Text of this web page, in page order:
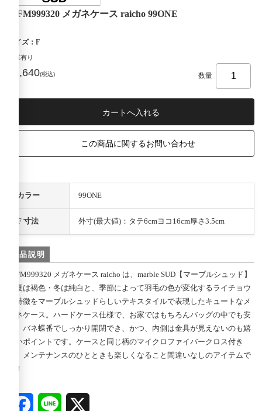
09FM999320 メガネケース raicho 99ONE
サイズ：F
在庫有り
¥2,640(税込) 数量
この商品に関するお問い合わせ
カラー 99ONE
F 寸法 外寸(最大値)：タテ6cmヨコ16cm厚さ3.5cm
商品説明
09FM999320 メガネケース raicho は、marble SUD【マーブルシュッド】
の夏は褐色・冬は純白と、季節によって羽毛の色が変化するライチョウ
の特徴をマーブルシュッドらしいテキスタイルで表現したキュートなメ
ガネケース。ハードケース仕様で、お家ではもちろんバッグの中でも安
心。バネ蝶番でしっかり開閉でき、かつ、内側は金具が見えないのも嬉
しいポイントです。ケースと同じ柄のマイクロファイバークロス付き
で、メンテナンスのひとときも楽しくなること間違いなしのアイテムで
す！
FacebookLine